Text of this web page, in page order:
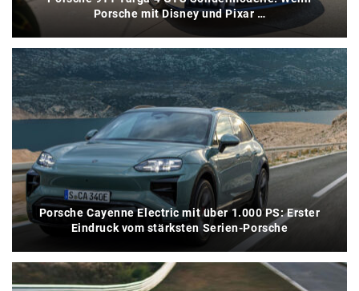
Porsche mit Disney und Pixar …
Porsche Cayenne Electric mit über 1.000 PS: Erster
Eindruck vom stärksten Serien-Porsche